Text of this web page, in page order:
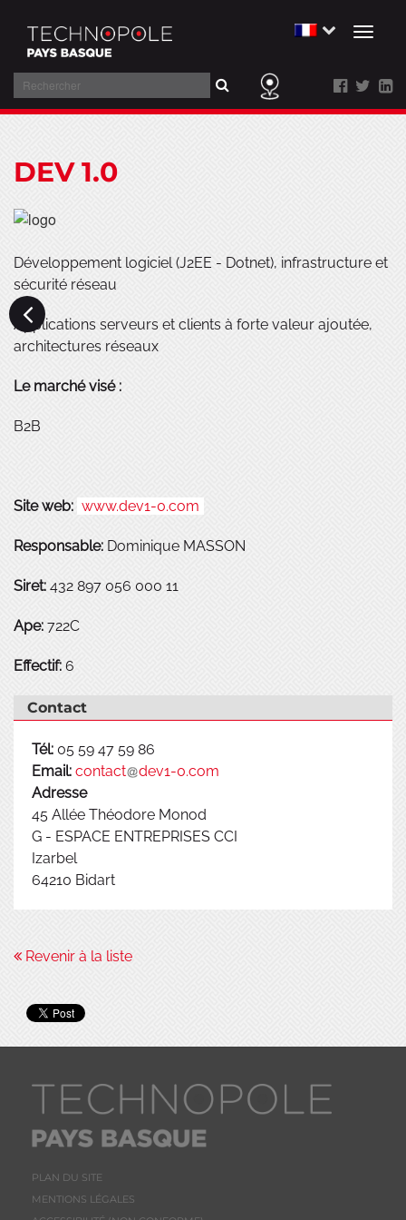
contenu
Toggle
Rechercher
DEV 1.0
Développement logiciel (J2EE - Dotnet), infrastructure et
sécurité réseau
Applications serveurs et clients à forte valeur ajoutée,
architectures réseaux
Le marché visé :
B2B
Site web: www.dev1-0.com
Responsable: Dominique MASSON
Siret: 432 897 056 000 11
Ape: 722C
Effectif: 6
Contact
Tél: 05 59 47 59 86
Email: contact
dev1-0.com
Adresse
45 Allée Théodore Monod
G - ESPACE ENTREPRISES CCI
Izarbel
64210 Bidart
Revenir à la liste
PLAN DU SITE
MENTIONS LÉGALES